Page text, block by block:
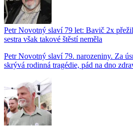
Petr Novotný slaví 79 let: Bavič 2x
sestra však takové štěstí neměla
Petr Novotný slaví 79. narozeniny. Za
skrývá rodinná tragédie, pád na dno